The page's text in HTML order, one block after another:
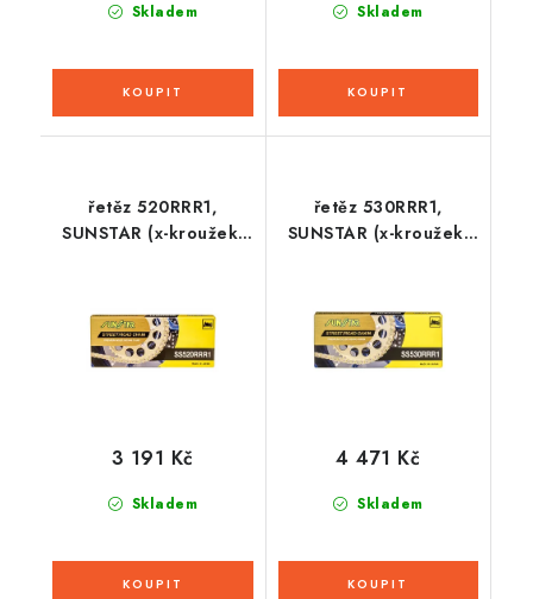
Skladem Skladem
řetěz 520RRR1,
SUNSTAR (x-kroužek,
Skladem
3 191 Kč
řetěz 530RRR1,
SUNSTAR (x-kroužek,
Skladem
4 471 Kč